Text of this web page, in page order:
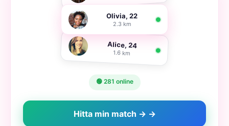
Olivia, 22
2.3 km
Alice, 24
1.6 km
🟢 281 online
Hitta min match → →